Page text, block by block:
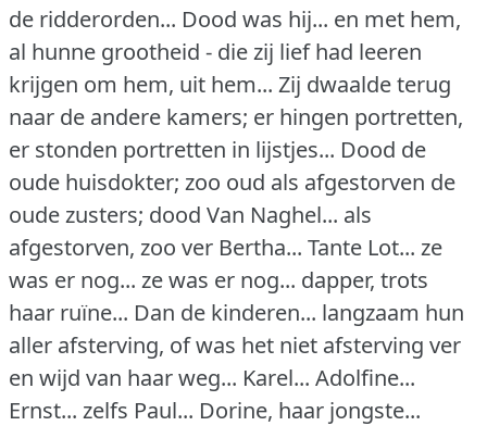
de ridderorden... Dood was hij... en met hem,
al hunne grootheid - die zij lief had leeren
krijgen om hem, uit hem... Zij dwaalde terug
naar de andere kamers; er hingen portretten,
er stonden portretten in lijstjes... Dood de
oude huisdokter; zoo oud als afgestorven de
oude zusters; dood Van Naghel... als
afgestorven, zoo ver Bertha... Tante Lot... ze
was er nog... ze was er nog... dapper, trots
haar ruïne... Dan de kinderen... langzaam hun
aller afsterving, of was het niet afsterving ver
en wijd van haar weg... Karel... Adolfine...
Ernst... zelfs Paul... Dorine, haar jongste...